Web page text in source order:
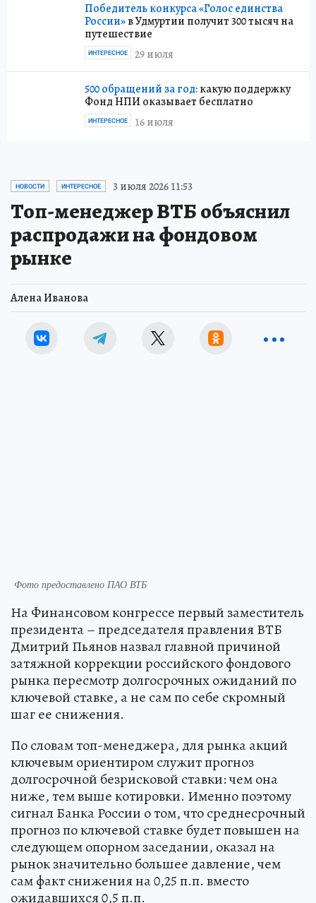
Победитель конкурса «Голос единства
России»в Удмуртии получит 300 тысяч на
путешествие
29 июля
ИНТЕРЕСНОЕ
500 обращений за год:какую поддержку
Фонд НПИ оказывает бесплатно
16 июля
ИНТЕРЕСНОЕ
НОВОСТИ ИНТЕРЕСНОЕ 3 июля 2026 11:53
Топ-менеджер ВТБ объяснил
распродажи на фондовом
рынке
Алена Иванова
Фото предоставлено ПАО ВТБ
На Финансовом конгрессе первый заместитель
президента – председателя правления ВТБ
Дмитрий Пьянов назвал главной причиной
затяжной коррекции российского фондового
рынка пересмотр долгосрочных ожиданий по
ключевой ставке, а не сам по себе скромный
шаг ее снижения.
По словам топ-менеджера, для рынка акций
ключевым ориентиром служит прогноз
долгосрочной безрисковой ставки: чем она
ниже, тем выше котировки. Именно поэтому
сигнал Банка России о том, что среднесрочный
прогноз по ключевой ставке будет повышен на
следующем опорном заседании, оказал на
рынок значительно большее давление, чем
сам факт снижения на 0,25 п.п. вместо
ожидавшихся 0,5 п.п.